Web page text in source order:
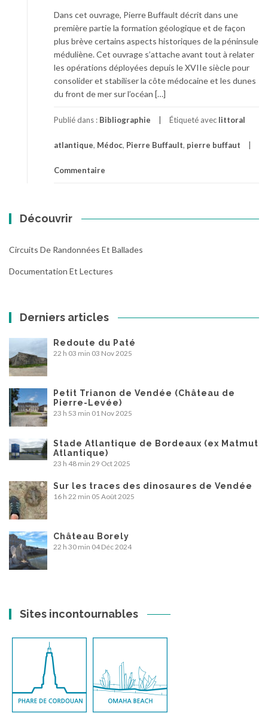
Dans cet ouvrage, Pierre Buffault décrit dans une
première partie la formation géologique et de façon
plus brève certains aspects historiques de la péninsule
méduliène. Cet ouvrage s’attache avant tout à relater
les opérations déployées depuis le XVIIe siècle pour
consolider et stabiliser la côte médocaine et les dunes
du front de mer sur l’océan […]
Publié dans : Bibliographie Étiqueté avec littoral
atlantique, Médoc, Pierre Buffault, pierre buffaut
Commentaire
Découvrir
Circuits De Randonnées Et Ballades
Documentation Et Lectures
Derniers articles
Redoute du Paté
22 h 03 min 03 Nov 2025
Petit Trianon de Vendée (Château de
Pierre-Levée)
23 h 53 min 01 Nov 2025
Stade Atlantique de Bordeaux (ex Matmut
Atlantique)
23 h 48 min 29 Oct 2025
Sur les traces des dinosaures de Vendée
16 h 22 min 05 Août 2025
Château Borely
22 h 30 min 04 Déc 2024
Sites incontournables